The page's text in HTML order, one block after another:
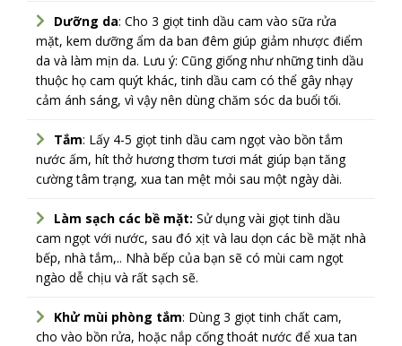
Dưỡng da: Cho 3 giọt tinh dầu cam vào sữa rửa
mặt, kem dưỡng ẩm da ban đêm giúp giảm nhược điểm
da và làm mịn da. Lưu ý: Cũng giống như những tinh dầu
thuộc họ cam quýt khác, tinh dầu cam có thể gây nhạy
cảm ánh sáng, vì vậy nên dùng chăm sóc da buổi tối.
Tắm: Lấy 4-5 giọt tinh dầu cam ngọt vào bồn tắm
nước ấm, hít thở hương thơm tươi mát giúp bạn tăng
cường tâm trạng, xua tan mệt mỏi sau một ngày dài.
Làm sạch các bề mặt: Sử dụng vài giọt tinh dầu
cam ngọt với nước, sau đó xịt và lau dọn các bề mặt nhà
bếp, nhà tắm,.. Nhà bếp của bạn sẽ có mùi cam ngọt
ngào dễ chịu và rất sạch sẽ.
Khử mùi phòng tắm: Dùng 3 giọt tinh chất cam,
cho vào bồn rửa, hoặc nắp cống thoát nước để xua tan